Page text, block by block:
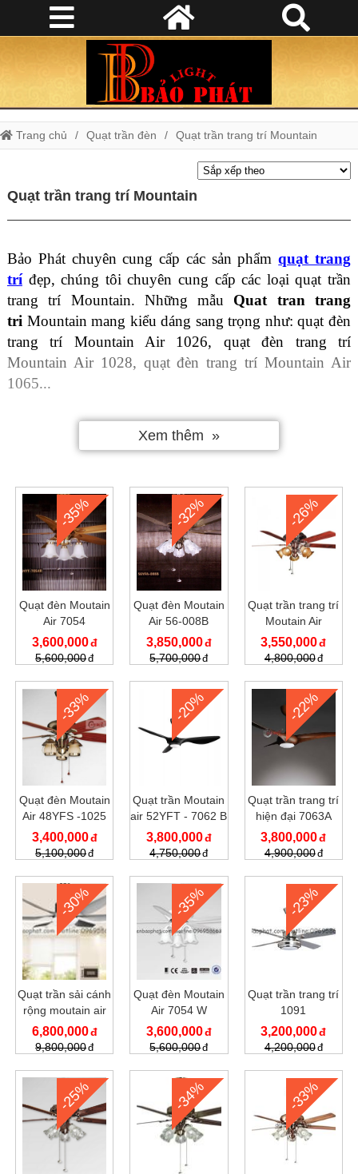
Trang chủ Quạt trần đèn Quạt trần trang trí Mountain
Quạt trần trang trí Mountain
Bảo Phát chuyên cung cấp các sản phẩmquạt trang
trí đẹp, chúng tôi chuyên cung cấp các loại quạt trần
trang trí Mountain. Những mẫu Quat tran trang
tri Mountain mang kiểu dáng sang trọng như: quạt đèn
trang trí Mountain Air 1026, quạt đèn trang trí
Mountain Air 1028, quạt đèn trang trí Mountain Air
1065...
Tất cả những sản phẩm quạt trần trang trí Mountain mà
chúng tôi cung cấp đều có giấy chứng nhận tiêu chuẩn
chất lượng quốc tế. Chính vì thế khách hàng có thể
mình yêu thích.
Xem thêm
-35%
Quạt đèn Moutain
Air 7054
3,600,000
5,600,000
-32%
Quạt đèn Moutain
Air 56-008B
3,850,000
5,700,000
-26%
Quạt trần trang trí
Moutain Air
60YFT-1030
3,550,000
4,800,000
-33%
Quạt đèn Moutain
Air 48YFS -1025
3,400,000
5,100,000
-20%
Quạt trần Moutain
air 52YFT - 7062 B
3,800,000
4,750,000
-22%
Quạt trần trang trí
hiện đại 7063A
3,800,000
4,900,000
-30%
Quạt trần sải cánh
rộng moutain air
7067
6,800,000
9,800,000
-35%
Quạt đèn Moutain
Air 7054 W
3,600,000
5,600,000
-23%
Quạt trần trang trí
1091
3,200,000
4,200,000
-25% -34% -33%